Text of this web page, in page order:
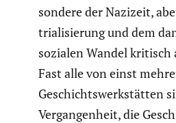
son­dere der Nazizeit,
tria­li­sie­rung und dem
sozialen Wandel kritisch
Fast alle von einst
Geschichts­werk­stätten
Vergan­gen­heit, die